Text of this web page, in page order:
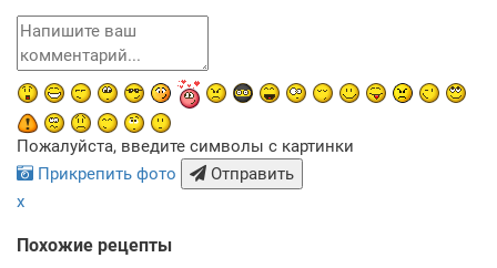
Пожалуйста, введите символы с картинки
Прикрепить фото
Отправить
x
Похожие рецепты